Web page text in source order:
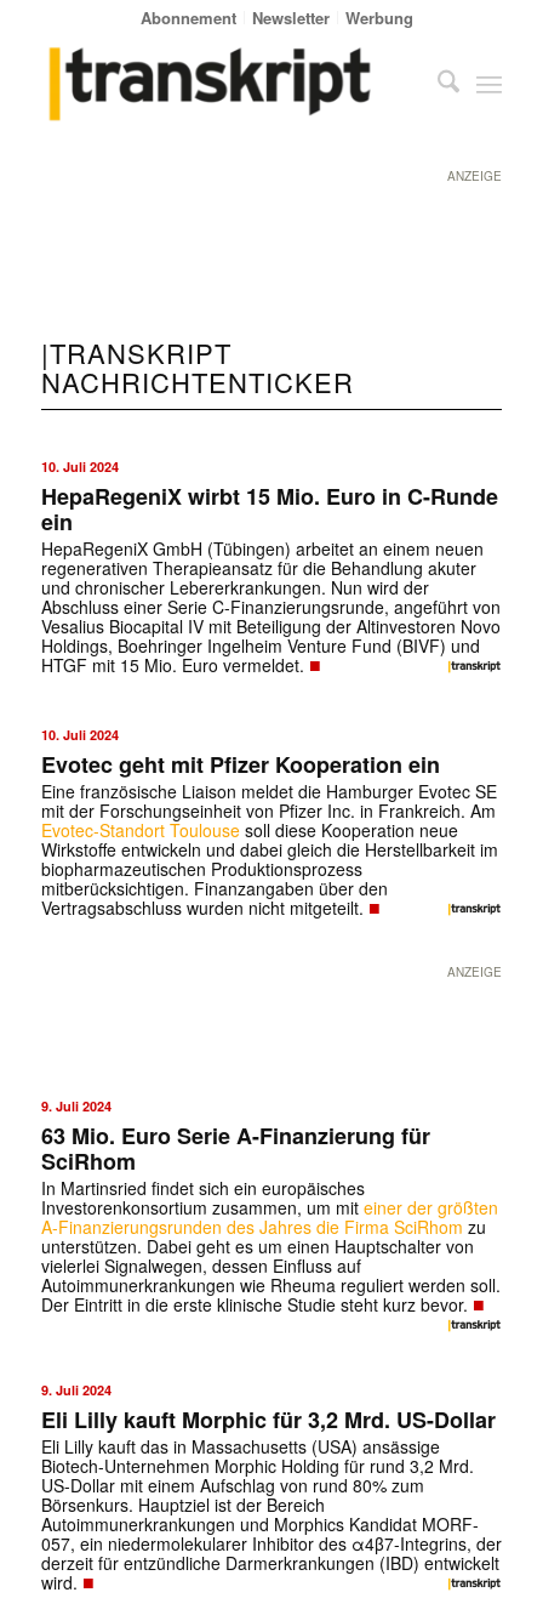
Abonnement Newsletter Werbung
ANZEIGE
|TRANSKRIPT
NACHRICHTENTICKER
10. Juli 2024
HepaRegeniX wirbt 15 Mio. Euro in C-Runde
ein
HepaRegeniX GmbH (Tübingen) arbeitet an einem neuen
regenerativen Therapieansatz für die Behandlung akuter
und chronischer Lebererkrankungen. Nun wird der
Abschluss einer Serie C-Finanzierungsrunde, angeführt von
Vesalius Biocapital IV mit Beteiligung der Altinvestoren Novo
Holdings, Boehringer Ingelheim Venture Fund (BIVF) und
HTGF mit 15 Mio. Euro vermeldet. ■
10. Juli 2024
Evotec geht mit Pfizer Kooperation ein
Eine französische Liaison meldet die Hamburger Evotec SE
mit der Forschungseinheit von Pfizer Inc. in Frankreich. Am
Evotec-Standort Toulousesoll diese Kooperation neue
Wirkstoffe entwickeln und dabei gleich die Herstellbarkeit im
biopharmazeutischen Produktionsprozess
mitberücksichtigen. Finanzangaben über den
Vertragsabschluss wurden nicht mitgeteilt. ■
ANZEIGE
9. Juli 2024
63 Mio. Euro Serie A-Finanzierung für
SciRhom
In Martinsried findet sich ein europäisches
Investorenkonsortium zusammen, um mit einer der größten
A-Finanzierungsrunden des Jahres die Firma SciRhom zu
unterstützen. Dabei geht es um einen Hauptschalter von
vielerlei Signalwegen, dessen Einfluss auf
Autoimmunerkrankungen wie Rheuma reguliert werden soll.
Der Eintritt in die erste klinische Studie steht kurz bevor. ■
9. Juli 2024
Eli Lilly kauft Morphic für 3,2 Mrd. US-Dollar
Eli Lilly kauft das in Massachusetts (USA) ansässige
Biotech-Unternehmen Morphic Holding für rund 3,2 Mrd.
US-Dollar mit einem Aufschlag von rund 80% zum
Börsenkurs. Hauptziel ist der Bereich
Autoimmunerkrankungen und Morphics Kandidat MORF-
057, ein niedermolekularer Inhibitor des α4β7-Integrins, der
derzeit für entzündliche Darmerkrankungen (IBD) entwickelt
wird. ■